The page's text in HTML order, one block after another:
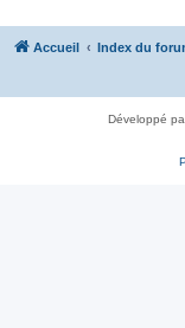
Accueil Index du
Développé